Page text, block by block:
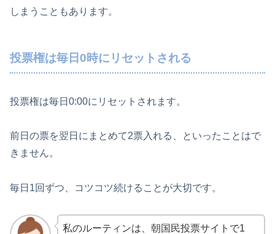
しまうこともあります。
投票権は毎日0時にリセットされる
投票権は毎日0:00にリセットされます。
前日の票を翌日にまとめて2票入れる、といったことはで
きません。
毎日1回ずつ、コツコツ続けることが大切です。
私のルーティンは、朝国民投票サイトで1